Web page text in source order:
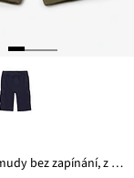
Cargo bermudy bez zapínání, z čisté bavlny, Regular Fit